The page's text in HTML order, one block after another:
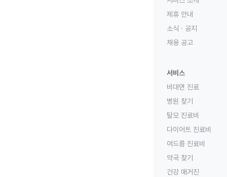
제휴 안내
소식 · 공지
채용 공고
서비스
비대면 진료
병원 찾기
탈모 진료비
다이어트 진료비
여드름 진료비
약국 찾기
건강 매거진